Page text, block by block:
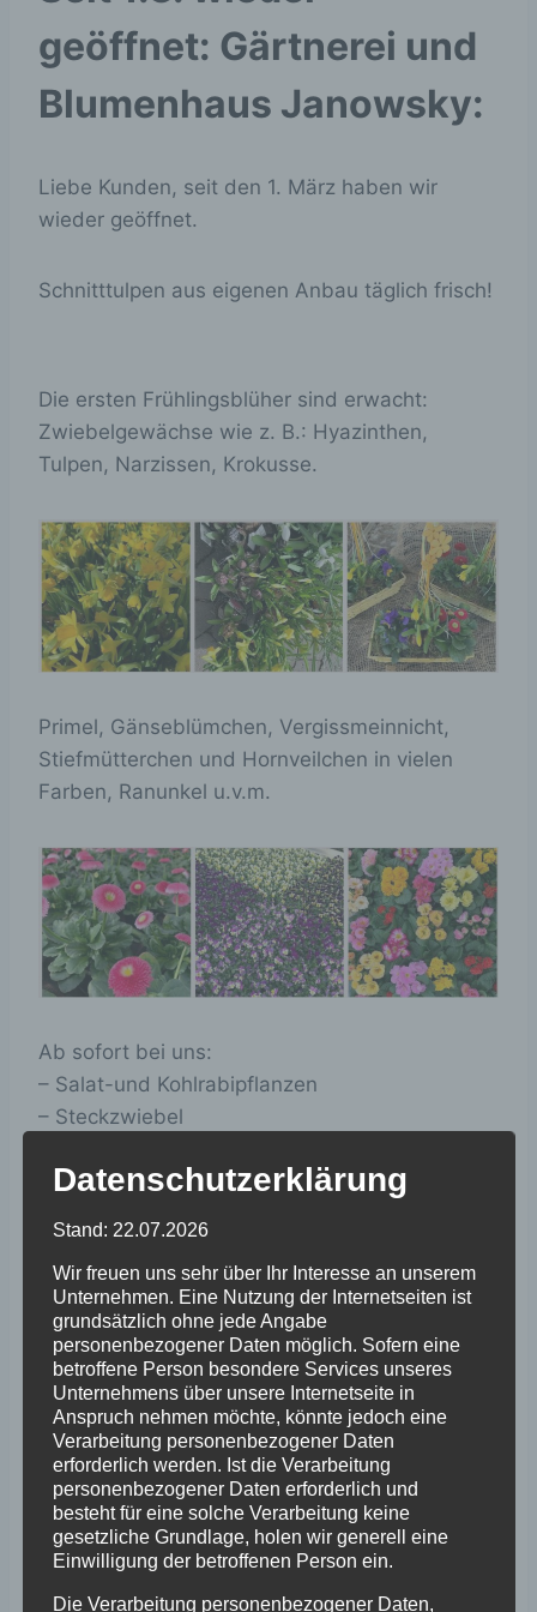
geöffnet: Gärtnerei und
Blumenhaus Janowsky:
Liebe Kunden, seit den 1. März haben wir
wieder geöffnet.
Schnitttulpen aus eigenen Anbau täglich frisch!
Die ersten Frühlingsblüher sind erwacht:
Zwiebelgewächse wie z. B.: Hyazinthen,
Tulpen, Narzissen, Krokusse.
Primel, Gänseblümchen, Vergissmeinnicht,
Stiefmütterchen und Hornveilchen in vielen
Farben, Ranunkel u.v.m.
Ab sofort bei uns:
– Salat-und Kohlrabipflanzen
– Steckzwiebel
– Heil-und Gewürzkräuter
Auswahl!Blumensträuße bitte vorbestellen!
Mit Abstand am besten … kauft man in der
Gärtnerei vor Ort ein!
Datenschutzerklärung
Stand: 22.07.2026
Wir freuen uns sehr über Ihr Interesse an unserem
Unternehmen. Eine Nutzung der Internetseiten ist
grundsätzlich ohne jede Angabe
personenbezogener Daten möglich. Sofern eine
betroffene Person besondere Services unseres
Unternehmens über unsere Internetseite in
Anspruch nehmen möchte, könnte jedoch eine
Verarbeitung personenbezogener Daten
erforderlich werden. Ist die Verarbeitung
personenbezogener Daten erforderlich und
besteht für eine solche Verarbeitung keine
gesetzliche Grundlage, holen wir generell eine
Einwilligung der betroffenen Person ein.
Die Verarbeitung personenbezogener Daten,